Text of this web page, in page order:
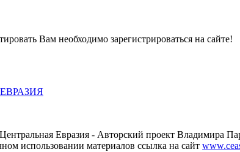
Вам необходимо зарегистрироваться на сайте!
Евразия - Авторский проект Владимира
использовании материалов ссылка на сайт